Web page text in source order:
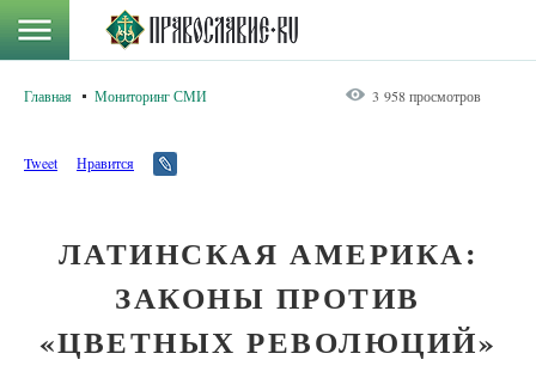
Главная Мониторинг СМИ 3 958 просмотров
Tweet Нравится
ЛАТИНСКАЯ АМЕРИКА:
ЗАКОНЫ ПРОТИВ
«ЦВЕТНЫХ РЕВОЛЮЦИЙ»